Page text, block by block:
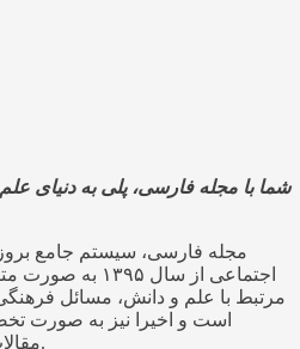
شما با مجله فارسی، پلی به دنیای
مجله فارسی، سیستم جامع
اجتماعی از سال
مرتبط با علم و دانش، مسائل
است و اخیرا نیز به صورت
مقالات این حوزه‌ها فعالیت می کند.